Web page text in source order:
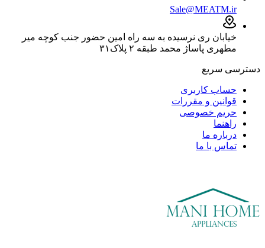
Sale@MEATM.ir
خیابان ری نرسیده به سه راه امین حضور جنب کوچه میر
مطهری پاساژ محمد طبقه ۲ ‌پلاک‌۳۱
دسترسی سریع
حساب کاربری
قوانین و مقررات
حریم خصوصی
راهنما
درباره ما
تماس با ما